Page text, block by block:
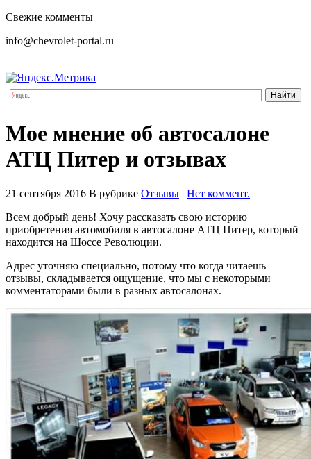
Свежие комменты
info@chevrolet-portal.ru
Мое мнение об автосалоне
АТЦ Питер и отзывах
21 сентября 2016 В рубрике Отзывы | Нет коммент.
Всем добрый день! Хочу рассказать свою историю
приобретения автомобиля в автосалоне АТЦ Питер, который
находится на Шоссе Революции.
Адрес уточняю специально, потому что когда читаешь
отзывы, складывается ощущение, что мы с некоторыми
комментаторами были в разных автосалонах.